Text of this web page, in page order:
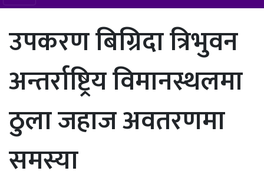
उपकरण बिग्रिदा त्रिभुवन
अन्तर्राष्ट्रिय विमानस्थलमा
ठुला जहाज अवतरणमा
समस्या